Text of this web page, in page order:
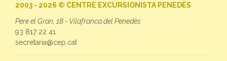
2003 - 2026 © CENTRE EXCURSIONISTA PENEDÈS
Pere el Gran, 18 - Vilafranca del Penedès
93 817 22 41
secretaria@cep.cat